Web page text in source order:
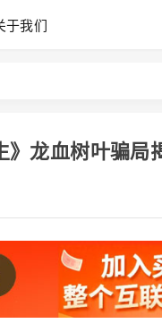
于我们
龙血树叶骗局